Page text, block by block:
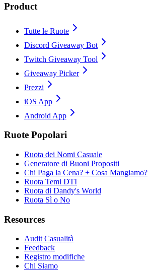
Product
Tutte le Ruote
Discord Giveaway Bot
Twitch Giveaway Tool
Giveaway Picker
Prezzi
iOS App
Android App
Ruote Popolari
Ruota dei Nomi Casuale
Generatore di Buoni Propositi
Chi Paga la Cena? + Cosa Mangiamo?
Ruota Temi DTI
Ruota di Dandy's World
Ruota Sì o No
Resources
Audit Casualità
Feedback
Registro modifiche
Chi Siamo